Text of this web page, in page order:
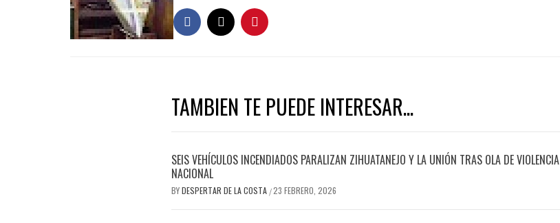
TAMBIEN TE PUEDE INTERESAR...
SEIS VEHÍCULOS INCENDIADOS PARALIZAN ZIHUATANEJO Y LA UNIÓN TRAS OLA DE VIOLENCIA
NACIONAL
BYDESPERTAR DE LA COSTA /23 FEBRERO, 2026